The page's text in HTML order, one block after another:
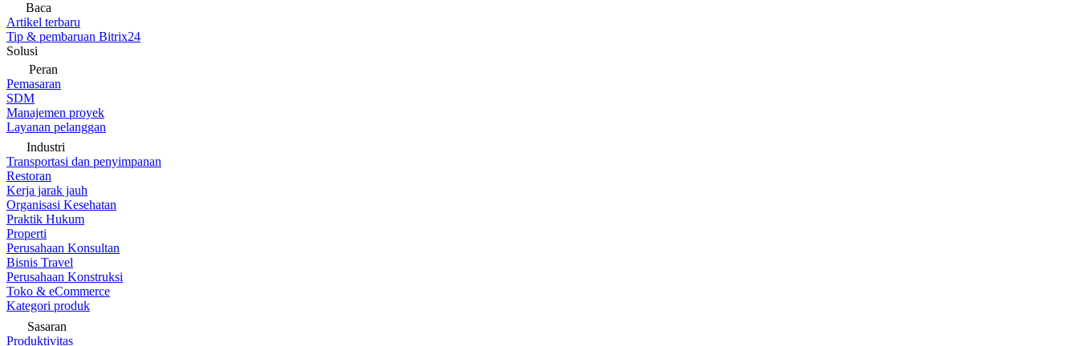
Baca
Artikel terbaru
Tip & pembaruan Bitrix24
Solusi
Peran
Pemasaran
SDM
Manajemen proyek
Layanan pelanggan
Industri
Transportasi dan penyimpanan
Restoran
Kerja jarak jauh
Organisasi Kesehatan
Praktik Hukum
Properti
Perusahaan Konsultan
Bisnis Travel
Perusahaan Konstruksi
Toko & eCommerce
Kategori produk
Sasaran
Produktivitas